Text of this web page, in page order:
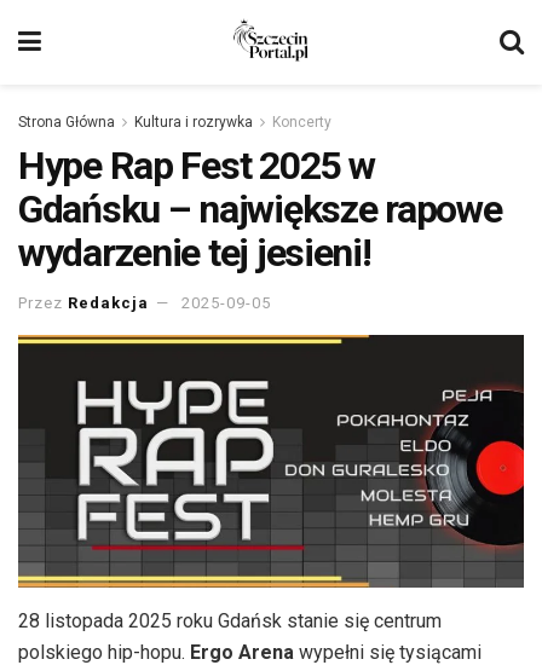
Strona Główna Kultura i rozrywka Koncerty
Hype Rap Fest 2025 w
Gdańsku – największe rapowe
wydarzenie tej jesieni!
Przez Redakcja 2025-09-05
28 listopada 2025 roku Gdańsk stanie się centrum
polskiego hip-hopu. Ergo Arena wypełni się tysiącami